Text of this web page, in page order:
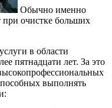
Обычно именно
очистке больших
в области
пятнадцати лет. За это
выполнять